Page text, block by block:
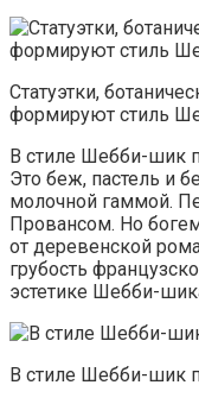
Статуэтки,
формируют стиль
В стиле Шебби-шик
Это беж, пастель и
молочной гаммой.
Провансом. Но
от деревенской
грубость
эстетике Шебби-
В стиле Шебби-шик